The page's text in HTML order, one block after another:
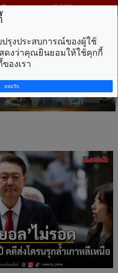
งหาคม พ.ศ. 2569
ปรุงประสบการณ์ของผู้ใช้
สดงว่าคุณยินยอมให้ใช้คุกกี้
องเรา
ยอมรับ